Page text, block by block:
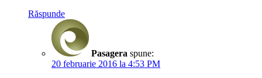
Răspunde
Pasagera spune:
20 februarie 2016 la 4:53 PM